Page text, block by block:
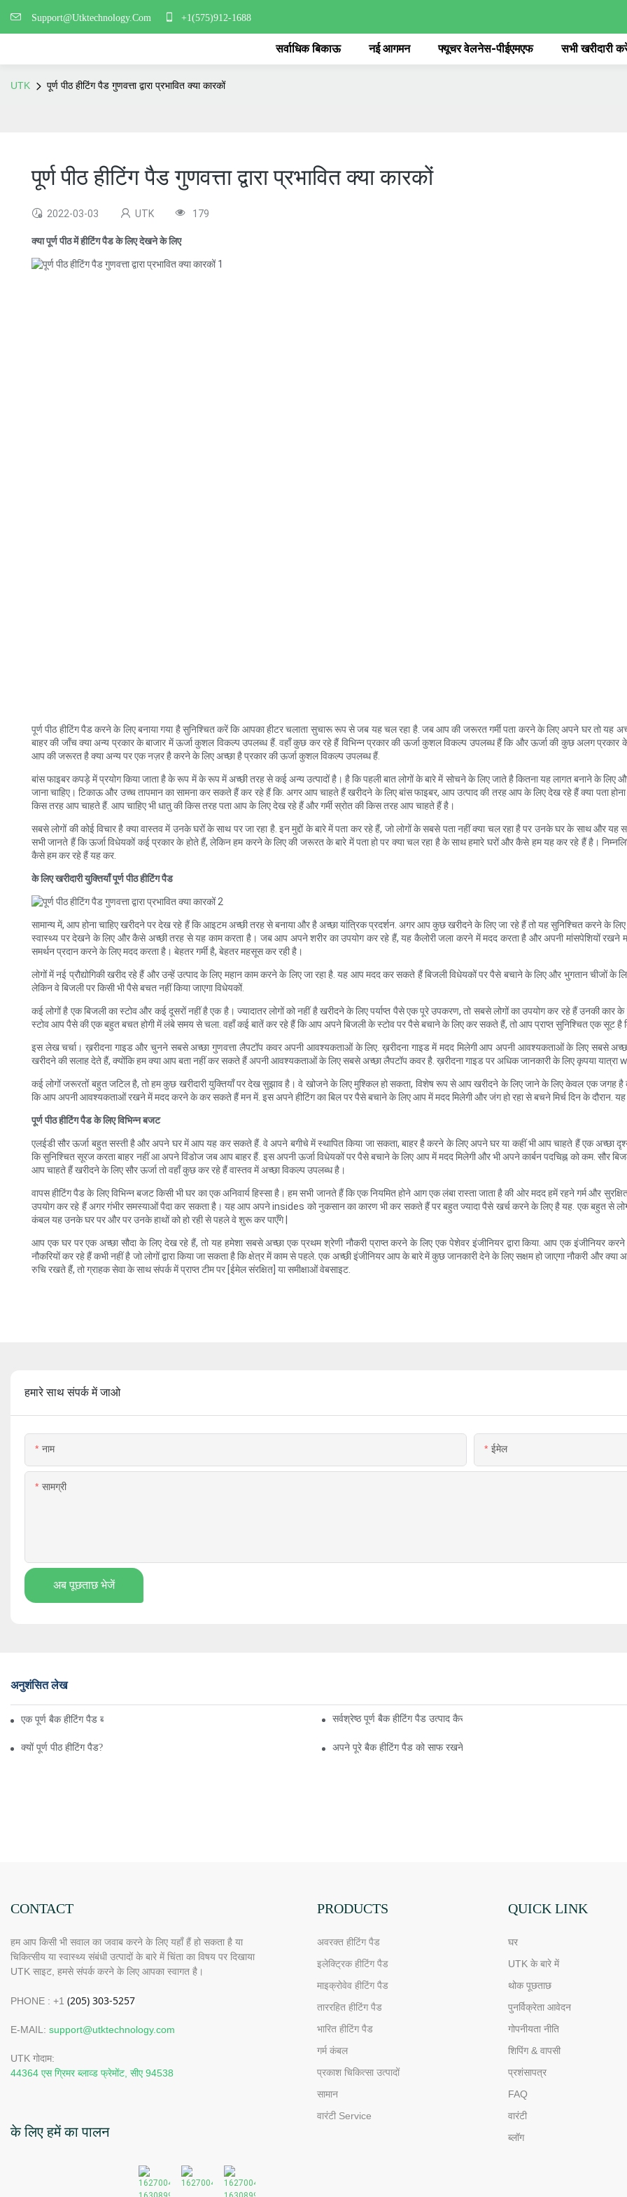
Support@Utktechnology.Com +1(575)912-1688
सर्वाधिक बिकाऊ नई आगमन फ्यूचर वेलनेस-पीईएमएफ सभी खरीदारी
UTK पूर्ण पीठ हीटिंग पैड गुणवत्ता द्वारा प्रभावित क्या कारकों
पूर्ण पीठ हीटिंग पैड गुणवत्ता द्वारा प्रभावित क्या कारकों
2022-03-03 UTK 179
क्या पूर्ण पीठ में हीटिंग पैड के लिए देखने के लिए
पूर्ण पीठ हीटिंग पैड करने के लिए बनाया गया है सुनिश्चित करें कि आपका हीटर चलाता सुचारू रूप से जब यह चल रहा है. जब आप की जरूरत गर्मी पता करने के लिए अपने घर तो
बाहर की जाँच क्या अन्य प्रकार के बाजार में ऊर्जा कुशल विकल्प उपलब्ध हैं. वहाँ कुछ कर रहे हैं विभिन्न प्रकार की ऊर्जा कुशल विकल्प उपलब्ध हैं कि और ऊर्जा की कुछ अलग
आप की जरूरत है क्या अन्य पर एक नज़र है करने के लिए अच्छा है प्रकार की ऊर्जा कुशल विकल्प उपलब्ध हैं.
बांस फाइबर कपड़े में प्रयोग किया जाता है के रूप में के रूप में अच्छी तरह से कई अन्य उत्पादों है। है कि पहली बात लोगों के बारे में सोचने के लिए जाते है कितना यह लागत बनाने के लिए
जाना चाहिए। टिकाऊ और उच्च तापमान का सामना कर सकते हैं कर रहे हैं कि. अगर आप चाहते हैं खरीदने के लिए बांस फाइबर, आप उत्पाद की तरह आप के लिए देख रहे हैं क्या पता
किस तरह आप चाहते हैं. आप चाहिए भी धातु की किस तरह पता आप के लिए देख रहे हैं और गर्मी स्रोत की किस तरह आप चाहते हैं है।
सबसे लोगों की कोई विचार है क्या वास्तव में उनके घरों के साथ पर जा रहा है. इन मुद्दों के बारे में पता कर रहे हैं, जो लोगों के सबसे पता नहीं क्या चल रहा है पर उनके घर के साथ और
सभी जानते हैं कि ऊर्जा विधेयकों कई प्रकार के होते हैं, लेकिन हम करने के लिए की जरूरत के बारे में पता हो पर क्या चल रहा है के साथ हमारे घरों और कैसे हम यह कर रहे हैं है।
कैसे हम कर रहे हैं यह कर.
के लिए खरीदारी युक्तियाँ पूर्ण पीठ हीटिंग पैड
सामान्य में, आप होना चाहिए खरीदने पर देख रहे हैं कि आइटम अच्छी तरह से बनाया और है अच्छा यांत्रिक प्रदर्शन. अगर आप कुछ खरीदने के लिए जा रहे हैं तो यह सुनिश्चित करने के
स्वास्थ्य पर देखने के लिए और कैसे अच्छी तरह से यह काम करता है। जब आप अपने शरीर का उपयोग कर रहे हैं, यह कैलोरी जला करने में मदद करता है और अपनी मांसपेशियों
समर्थन प्रदान करने के लिए मदद करता है। बेहतर गर्मी है, बेहतर महसूस कर रही है।
लोगों में नई प्रौद्योगिकी खरीद रहे हैं और उन्हें उत्पाद के लिए महान काम करने के लिए जा रहा है. यह आप मदद कर सकते हैं बिजली विधेयकों पर पैसे बचाने के लिए और भुगतान चीजों के
लेकिन वे बिजली पर किसी भी पैसे बचत नहीं किया जाएगा विधेयकों.
कई लोगों है एक बिजली का स्टोव और कई दूसरों नहीं है एक है। ज्यादातर लोगों को नहीं है खरीदने के लिए पर्याप्त पैसे एक पूरे उपकरण, तो सबसे लोगों का उपयोग कर रहे हैं उनकी
स्टोव आप पैसे की एक बहुत बचत होगी में लंबे समय से चला. वहाँ कई बातें कर रहे हैं कि आप अपने बिजली के स्टोव पर पैसे बचाने के लिए कर सकते हैं, तो आप प्राप्त सुनिश्चित एक सूट
इस लेख चर्चा। ख़रीदना गाइड और चुनने सबसे अच्छा गुणवत्ता लैपटॉप कवर अपनी आवश्यकताओं के लिए. ख़रीदना गाइड में मदद मिलेगी आप अपनी आवश्यकताओं के लिए सबसे
खरीदने की सलाह देते हैं, क्योंकि हम क्या आप बता नहीं कर सकते हैं अपनी आवश्यकताओं के लिए सबसे अच्छा लैपटॉप कवर है. ख़रीदना गाइड पर अधिक जानकारी के लिए कृपया
कई लोगों जरूरतों बहुत जटिल है, तो हम कुछ खरीदारी युक्तियाँ पर देख सुझाव है। वे खोजने के लिए मुश्किल हो सकता, विशेष रूप से आप खरीदने के लिए जाने के लिए केवल एक जगह
कि आप अपनी आवश्यकताओं रखने में मदद करने के कर सकते हैं मन में. इस अपने हीटिंग का बिल पर पैसे बचाने के लिए आप में मदद मिलेगी और जंग हो रहा से बचने मिर्च दिन के दौरान. यह
पूर्ण पीठ हीटिंग पैड के लिए विभिन्न बजट
एलईडी सौर ऊर्जा बहुत सस्ती है और अपने घर में आप यह कर सकते हैं. वे अपने बगीचे में स्थापित किया जा सकता, बाहर है करने के लिए अपने घर या कहीं भी आप चाहते हैं एक अच्छा
कि सुनिश्चित सूरज करता बाहर नहीं आ अपने विंडोज जब आप बाहर हैं. इस अपनी ऊर्जा विधेयकों पर पैसे बचाने के लिए आप में मदद मिलेगी और भी अपने कार्बन पदचिह्न को कम. सौर
आप चाहते हैं खरीदने के लिए सौर ऊर्जा तो वहाँ कुछ कर रहे हैं वास्तव में अच्छा विकल्प उपलब्ध है।
वापस हीटिंग पैड के लिए विभिन्न बजट किसी भी घर का एक अनिवार्य हिस्सा है। हम सभी जानते हैं कि एक नियमित होने आग एक लंबा रास्ता जाता है की ओर मदद हमें रहने गर्म और
उपयोग कर रहे हैं अगर गंभीर समस्याओं पैदा कर सकता है। यह आप अपने insides को नुकसान का कारण भी कर सकते हैं पर बहुत ज्यादा पैसे खर्च करने के लिए है यह. एक बहुत से
कंबल यह उनके घर पर और पर उनके हाथों को हो रही से पहले वे शुरू कर पाएँगे |
आप एक घर पर एक अच्छा सौदा के लिए देख रहे हैं, तो यह हमेशा सबसे अच्छा एक प्रथम श्रेणी नौकरी प्राप्त करने के लिए एक पेशेवर इंजीनियर द्वारा किया. आप एक इंजीनियर
नौकरियों कर रहे हैं कभी नहीं है जो लोगों द्वारा किया जा सकता है कि क्षेत्र में काम से पहले. एक अच्छी इंजीनियर आप के बारे में कुछ जानकारी देने के लिए सक्षम हो जाएगा नौकरी
रुचि रखते हैं, तो ग्राहक सेवा के साथ संपर्क में प्राप्त टीम पर [ईमेल संरक्षित] या समीक्षाओं वेबसाइट.
हमारे साथ संपर्क में जाओ
नाम ईमेल
सामग्री
अब पूछताछ भेजें
अनुशंसित लेख
एक पूर्ण बैक हीटिंग पैड बनाने के लिए 5 आसान कदम सर्वश्रेष्ठ पूर्ण बैक हीटिंग पैड उत्पाद कैसे खोजें
क्यों पूर्ण पीठ हीटिंग पैड? अपने पूरे बैक हीटिंग पैड को साफ रखने के टिप्स और तरीके
CONTACT
हम आप किसी भी सवाल का जवाब करने के लिए यहाँ हैं हो सकता है या
चिकित्सीय या स्वास्थ्य संबंधी उत्पादों के बारे में चिंता का विषय पर दिखाया
UTK साइट, हमसे संपर्क करने के लिए आपका स्वागत है।
PHONE : +1
E-MAIL: support@utktechnology.com
UTK गोदाम:
44364 एस ग्रिमर ब्लाव्ड फ्रेमोंट, सीए 94538
के लिए हमें का पालन
PRODUCTS
अवरक्त हीटिंग पैड
इलेक्ट्रिक हीटिंग पैड
माइक्रोवेव हीटिंग पैड
ताररहित हीटिंग पैड
भारित हीटिंग पैड
गर्म कंबल
प्रकाश चिकित्सा उत्पादों
सामान
वारंटी Service
QUICK LINK
घर
UTK के बारे में
थोक पूछताछ
पुनर्विक्रेता आवेदन
गोपनीयता नीति
शिपिंग & वापसी
प्रशंसापत्र
FAQ
वारंटी
ब्लॉग